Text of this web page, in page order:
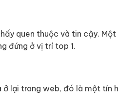
quen thuộc và tin cậy.
đứng ở vị trí top 1.
lại trang web, đó là một tín